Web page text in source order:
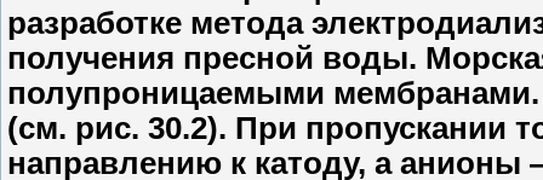
разработке метода
получения пресной воды.
полупроницаемыми мембранами.
(см. рис. 30.2). При пропускании
направлению к катоду, а